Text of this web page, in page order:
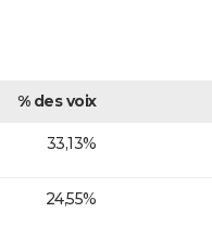
% des voix
33,13%
24,55%